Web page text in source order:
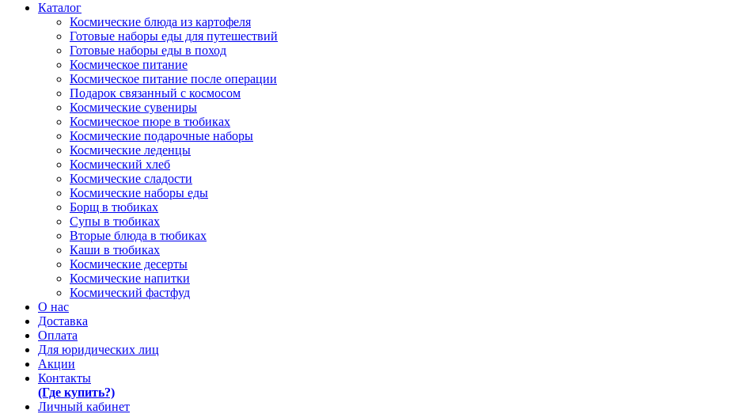
Каталог
Космические блюда из картофеля
Готовые наборы еды для путешествий
Готовые наборы еды в поход
Космическое питание
Космическое питание после операции
Подарок связанный с космосом
Космические сувениры
Космическое пюре в тюбиках
Космические подарочные наборы
Космические леденцы
Космический хлеб
Космические сладости
Космические наборы еды
Борщ в тюбиках
Супы в тюбиках
Вторые блюда в тюбиках
Каши в тюбиках
Космические десерты
Космические напитки
Космический фастфуд
О нас
Доставка
Оплата
Для юридических лиц
Акции
Контакты
(Где купить?)
Личный кабинет